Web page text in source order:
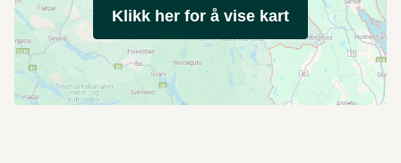
Klikk her for å vise kart